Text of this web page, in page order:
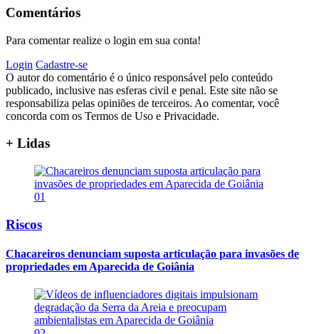
Comentários
Para comentar realize o login em sua conta!
Login Cadastre-se
O autor do comentário é o único responsável pelo conteúdo
publicado, inclusive nas esferas civil e penal. Este site não se
responsabiliza pelas opiniões de terceiros. Ao comentar, você
concorda com os Termos de Uso e Privacidade.
+ Lidas
01
Riscos
Chacareiros denunciam suposta articulação para invasões de
propriedades em Aparecida de Goiânia